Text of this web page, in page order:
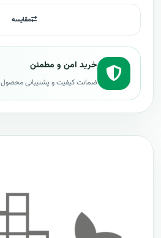
مقایسه
خرید امن و مطمئن
ضمانت کیفیت و پشتیبانی محصول